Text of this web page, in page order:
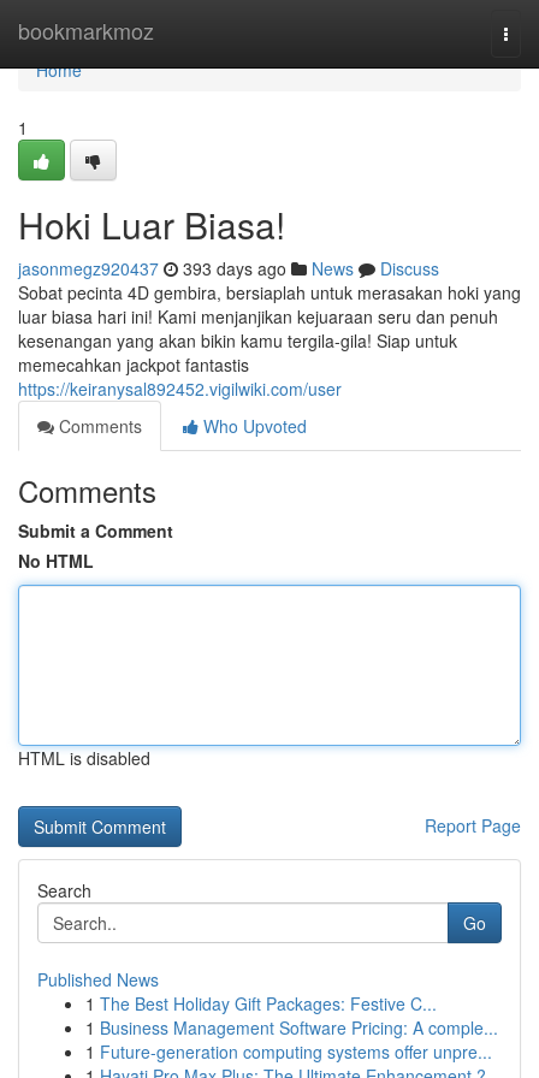
bookmarkmoz
Home
Home
1
Hoki Luar Biasa!
jasonmegz920437 393 days ago News
Discuss
Sobat pecinta 4D gembira, bersiaplah untuk merasakan hoki yang
luar biasa hari ini! Kami menjanjikan kejuaraan seru dan penuh
kesenangan yang akan bikin kamu tergila-gila! Siap untuk
memecahkan jackpot fantastis
https://keiranysal892452.vigilwiki.com/user
Comments
Who Upvoted
Comments
Submit a Comment
No HTML
HTML is disabled
Report Page
Search
Go
Published News
1 The Best Holiday Gift Packages: Festive C...
1 Business Management Software Pricing: A comple...
1 Future-generation computing systems offer unpre...